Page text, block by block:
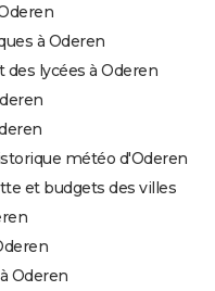
à Oderen
des lycées à Oderen
météo d'Oderen
et budgets des villes
Oderen